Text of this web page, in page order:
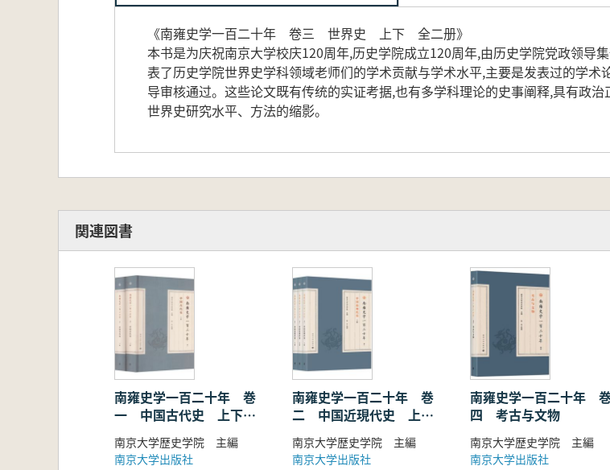
《南雍史学一百二十年 卷三 世界史 上下 全二册》
本书是为庆祝南京大学校庆120周年,历史学院成立120周年,由历史学院党政领导
表了历史学院世界史学科领域老师们的学术贡献与学术水平,主要是发表过的学
导审核通过。这些论文既有传统的实证考据,也有多学科理论的史事阐释,具有政
世界史研究水平、方法的缩影。
関連図書
南雍史学一百二十年 巻
一 中国古代史 上下
全2冊
南京大学歴史学院 主編
南京大学出版社
南雍史学一百二十年 巻
二 中国近現代史 上中
下 全3冊
南京大学歴史学院 主編
南京大学出版社
南雍史学一百二十年
四 考古与文物
南京大学歴史学院 主編
南京大学出版社